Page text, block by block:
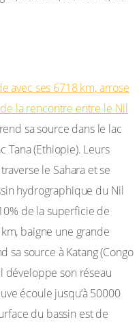
avec ses 6718 km, arrose
la rencontre entre le Nil
sa source dans le lac
Tana (Ethiopie). Leurs
le Sahara et se
hydrographique du Nil
de la superficie de
baigne une grande
sa source à Katang (Congo
développe son réseau
écoule jusqu’à 50000
du bassin est de